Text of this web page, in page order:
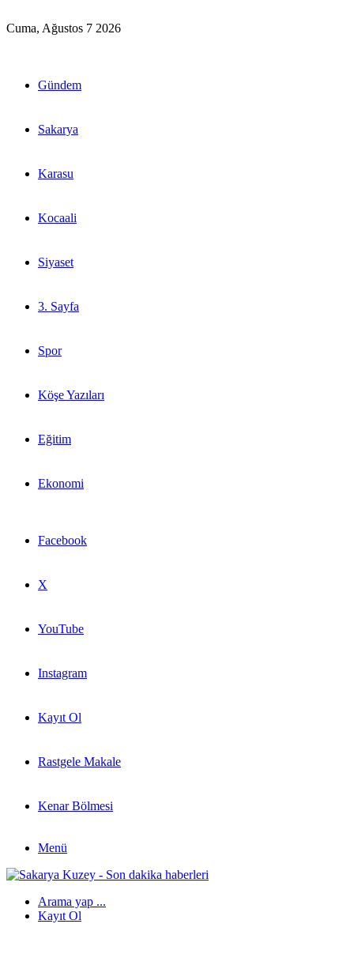
Cuma, Ağustos 7 2026
Gündem
Sakarya
Karasu
Kocaali
Siyaset
3. Sayfa
Spor
Köşe Yazıları
Eğitim
Ekonomi
Facebook
X
YouTube
Instagram
Kayıt Ol
Rastgele Makale
Kenar Bölmesi
Menü
Arama yap ...
Kayıt Ol